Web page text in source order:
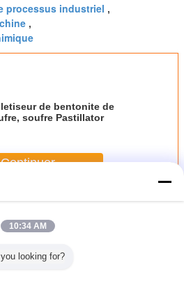
processus industriel ,
,
de bentonite de
soufre Pastillator
Continuer
de cire
10:34 AM
looking for?